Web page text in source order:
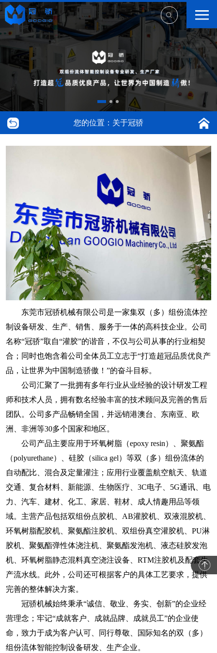
您的位置：关于冠骄
东莞市冠骄机械有限公司是一家集双（多）组份流体控
制设备研发、生产、销售、服务于一体的高科技企业。公司
名称“冠骄”取自“灌胶”的谐音，不仅与公司从事的行业相契
合；同时也饱含着公司全体员工立志于“打造超冠品质优良产
品，让世界为中国制造骄傲！”的奋斗目标。
公司汇聚了一批拥有多年行业从业经验的设计研发工程
师和技术人员，拥有数名经验丰富的技术顾问及完善的售后
团队。公司多产品畅销全国，并远销港澳台、东南亚、欧
洲、非洲等30多个国家和地区。
公司产品主要应用于环氧树脂（epoxy resin）、聚氨酯
（polyurethane）、硅胶（silica gel）等双（多）组份流体的
自动配比、混合及定量灌注；应用行业覆盖航空航天、轨道
交通、复合材料、新能源、生物医疗、3C电子、5G通讯、电
力、汽车、建材、化工、家居、鞋材、成人情趣用品等领
域。主营产品包括双组份点胶机、AB灌胶机、双液混胶机、
环氧树脂配胶机、聚氨酯注胶机、双组份真空灌胶机、PU淋
胶机、聚氨酯弹性体浇注机、聚氨酯发泡机、液态硅胶发泡
机、环氧树脂静态混料真空浇注设备、RTM注胶机及配套生
产流水线。此外，公司还可根据客户的具体工艺要求，提供
完善的整体解决方案。
冠骄机械始终秉承“诚信、敬业、务实、创新”的企业经
营理念；牢记“成就客户、成就品牌、成就员工”的企业使
命，致力于成为客户认可、同行尊敬、国际知名的双（多）
组份流体智能控制设备研发、生产企业。